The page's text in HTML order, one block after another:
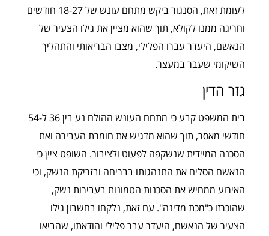
לעומת זאת, הסנגור ביקש מתחם עונש של 18-27 חודשים
וחריגה ממנו לקולא, תוך שהוא מציין את גילו הצעיר של
הנאשם, היעדר עברו הפלילי, מצבו הבריאותי והתהליך
השיקומי שעבר במעצר.
גזר הדין
בית המשפט קבע כי מתחם העונש ההולם נע בין 36 ל-54
חודשי מאסר, תוך שהוא מדגיש את חומרת העבירה ואת
הסכנה המיידית שנשקפה לפעוט ולציבור. השופט ציין כי
הנאשם הסלים את התנהגותו בבריחה ובזריקת הנשק, וכי
האירוע ממחיש את הסכנות הטמונות בעבירות נשק,
שהוכרזו כ"מכת מדינה". עם זאת, נלקחו בחשבון גילו
הצעיר של הנאשם, היעדר עבר פלילי והודאתו, שהביאו